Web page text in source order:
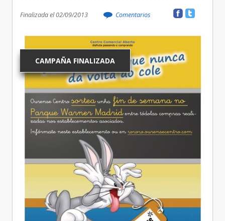
Finalizada el 02/09/2013 Comentarios
CAMPAÑA FINALIZADA